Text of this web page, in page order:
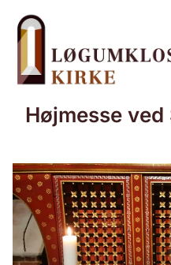
Højmesse